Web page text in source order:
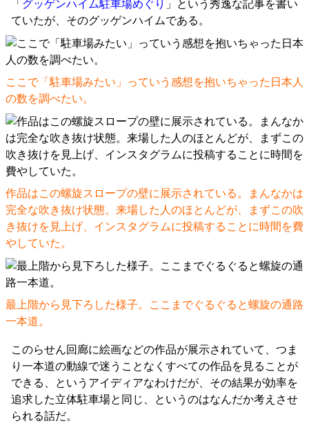
「 グッゲンハイム駐車場めぐり 」という秀逸な記事を書い
ていたが、そのグッゲンハイムである。
ここで「駐車場みたい」っていう感想を抱いちゃった日本人
の数を調べたい。
作品はこの螺旋スロープの壁に展示されている。まんなかは
完全な吹き抜け状態。来場した人のほとんどが、まずこの吹
き抜けを見上げ、インスタグラムに投稿することに時間を費
やしていた。
最上階から見下ろした様子。ここまでぐるぐると螺旋の通路
一本道。
このらせん回廊に絵画などの作品が展示されていて、つま
り一本道の動線で迷うことなくすべての作品を見ることが
できる、というアイディアなわけだが、その結果が効率を
追求した立体駐車場と同じ、というのはなんだか考えさせ
られる話だ。